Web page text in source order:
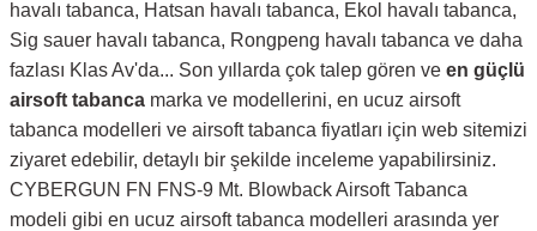
havalı tabanca, Hatsan havalı tabanca, Ekol havalı tabanca,
Sig sauer havalı tabanca, Rongpeng havalı tabanca ve daha
fazlası Klas Av'da... Son yıllarda çok talep gören ve en güçlü
airsoft tabanca marka ve modellerini, en ucuz airsoft
tabanca modelleri ve airsoft tabanca fiyatları için web sitemizi
ziyaret edebilir, detaylı bir şekilde inceleme yapabilirsiniz.
CYBERGUN FN FNS-9 Mt. Blowback Airsoft Tabanca
modeli gibi en ucuz airsoft tabanca modelleri arasında yer